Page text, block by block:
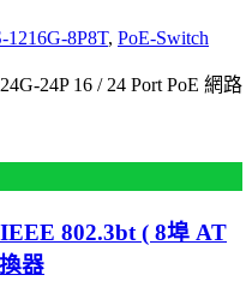
1216G-8P8T, PoE-Switch
24P 16 / 24 Port PoE 網路
802.3bt ( 8埠 AT
器